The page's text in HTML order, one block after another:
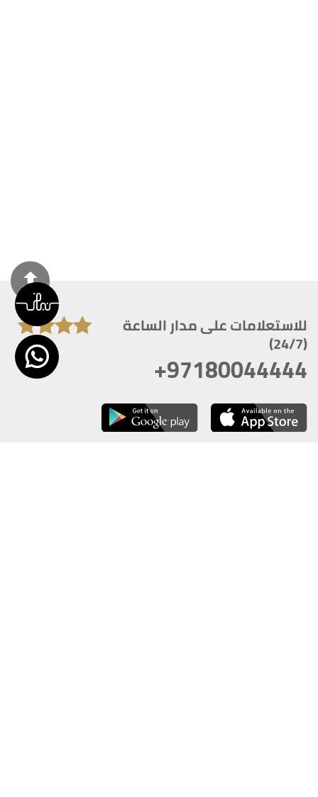
للاستعلامات على مدار الساعة
(24/7)
+97180044444